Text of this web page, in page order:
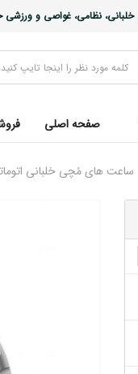
نظامی، غواصی و ورزشی
صفحه اصلی
ساعت های مُچی خلبانی